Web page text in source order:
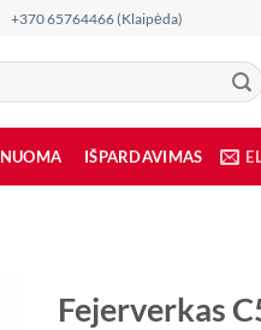
+370 65764466 (Klaipėda)
NUOMA IŠPARDAVIMAS
Fejerverkas